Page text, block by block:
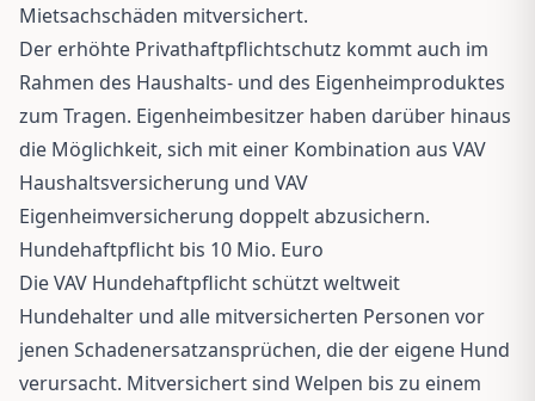
Mietsachschäden mitversichert.
Der erhöhte Privathaftpflichtschutz kommt auch im
Rahmen des Haushalts- und des Eigenheimproduktes
zum Tragen. Eigenheimbesitzer haben darüber hinaus
die Möglichkeit, sich mit einer Kombination aus VAV
Haushaltsversicherung und VAV
Eigenheimversicherung doppelt abzusichern.
Hundehaftpflicht bis 10 Mio. Euro
Die VAV Hundehaftpflicht schützt weltweit
Hundehalter und alle mitversicherten Personen vor
jenen Schadenersatzansprüchen, die der eigene Hund
verursacht. Mitversichert sind Welpen bis zu einem